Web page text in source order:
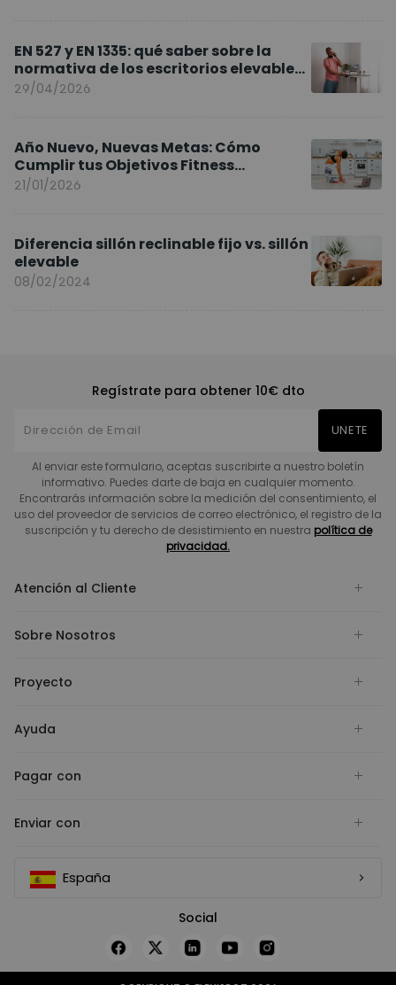
EN 527 y EN 1335: qué saber sobre la
normativa de los escritorios elevables
y sillas ergonómicas
29/04/2026
Año Nuevo, Nuevas Metas: Cómo
Cumplir tus Objetivos Fitness
Entrenando en Casa
21/01/2026
Diferencia sillón reclinable fijo vs. sillón
elevable
08/02/2024
Regístrate para obtener 10€ dto
UNETE
Al enviar este formulario, aceptas suscribirte a nuestro boletín
informativo. Puedes darte de baja en cualquier momento.
Encontrarás información sobre la medición del consentimiento, el
uso del proveedor de servicios de correo electrónico, el registro de la
suscripción y tu derecho de desistimiento en nuestra política de
privacidad.
Atención al Cliente
Sobre Nosotros
Proyecto
Ayuda
Pagar con
Enviar con
España
Social